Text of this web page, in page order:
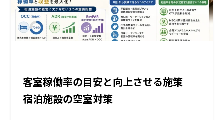
客室稼働率の目安と向上させる施策｜
宿泊施設の空室対策